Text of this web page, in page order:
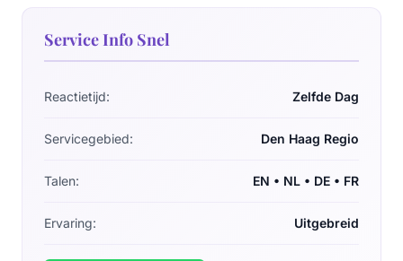
Service Info Snel
Reactietijd: Zelfde Dag
Servicegebied: Den Haag Regio
Talen: EN • NL • DE • FR
Ervaring: Uitgebreid